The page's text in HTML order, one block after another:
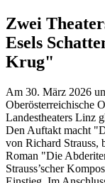
Zwei
Esels
Krug"
Am 30. März 2026
Oberösterreichische
Landestheaters Linz
Den Auftakt macht
von Richard Strauss,
Roman "Die
Strauss’scher